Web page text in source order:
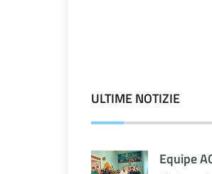
ULTIME NOTIZIE
Equipe